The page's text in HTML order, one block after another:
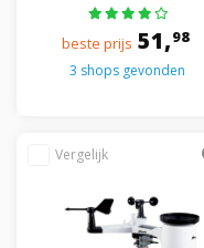
beste prijs 51,98
3 shops gevonden